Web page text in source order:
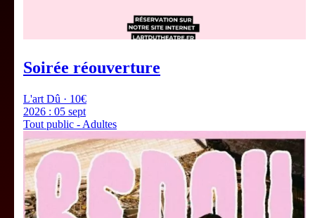
Soirée réouverture
L'art Dû · 10€
2026 : 05 sept
Tout public - Adultes